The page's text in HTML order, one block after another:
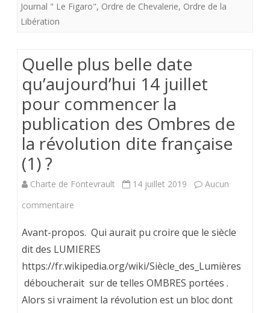
la
Libération;
le
dernier
Ordre
Chevalerie?
Journal " Le Figaro", Ordre de Chevalerie, Ordre de la
Libération
Quelle plus belle date
qu’aujourd’hui 14 juillet
pour commencer la
publication des Ombres de
la révolution dite française
(1) ?
Charte de Fontevrault 14 juillet 2019
Aucun
commentaire
plus
belle
date
Avant-propos. Qui aurait pu croire que le siècle
dit des LUMIERES
https://fr.wikipedia.org/wiki/Siècle_des_Lumières
déboucherait sur de telles OMBRES portées .
Alors si vraiment la révolution est un bloc dont